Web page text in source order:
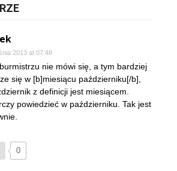
2013 at 07:48
nie mówi się, a tym bardziej
się w [b]miesiącu październiku[/b],
z definicji jest miesiącem.
powiedzieć w październiku. Tak jest
0